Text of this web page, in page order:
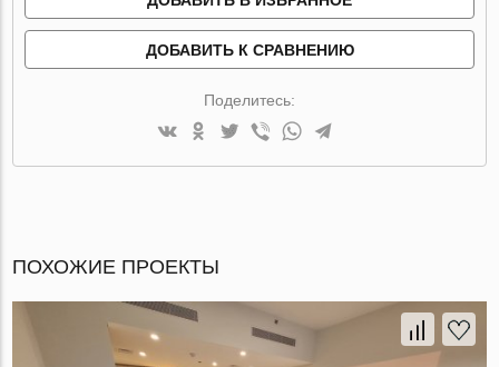
ДОБАВИТЬ К СРАВНЕНИЮ
Поделитесь:
ПОХОЖИЕ ПРОЕКТЫ